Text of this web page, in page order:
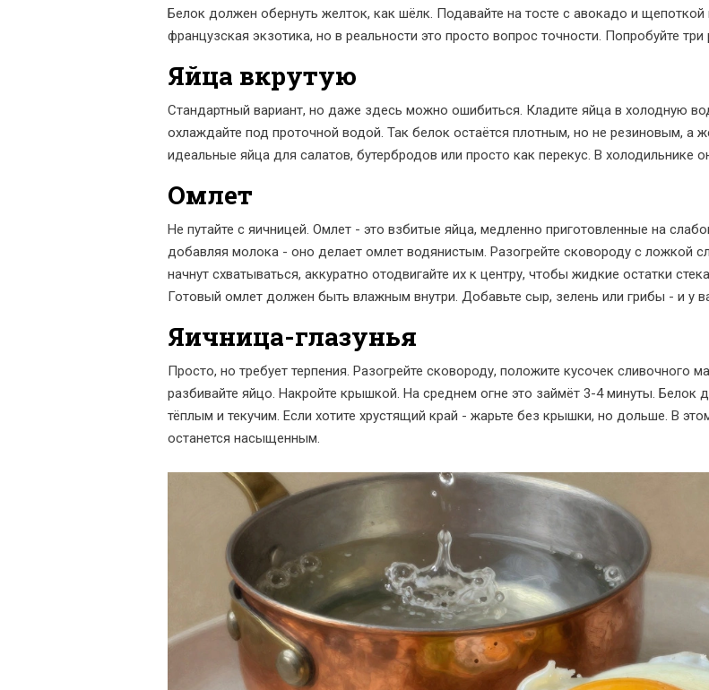
Белок должен обернуть желток, как шёлк. Подавайте на тосте с авокадо и
французская экзотика, но в реальности это просто вопрос точности. Попробуйте
Яйца вкрутую
Стандартный вариант, но даже здесь можно ошибиться. Кладите яйца в холодную
охлаждайте под проточной водой. Так белок остаётся плотным, но не резиновым, а
идеальные яйца для салатов, бутербродов или просто как перекус. В холодильнике
Омлет
Не путайте с яичницей. Омлет - это взбитые яйца, медленно приготовленные на
добавляя молока - оно делает омлет водянистым. Разогрейте сковороду с ложкой
начнут схватываться, аккуратно отодвигайте их к центру, чтобы жидкие остатки
Готовый омлет должен быть влажным внутри. Добавьте сыр, зелень или грибы - и у
Яичница-глазунья
Просто, но требует терпения. Разогрейте сковороду, положите кусочек сливочного
разбивайте яйцо. Накройте крышкой. На среднем огне это займёт 3-4 минуты.
тёплым и текучим. Если хотите хрустящий край - жарьте без крышки, но дольше. В
останется насыщенным.